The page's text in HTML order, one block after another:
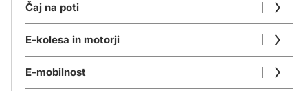
Čaj na poti
E-kolesa in motorji
E-mobilnost